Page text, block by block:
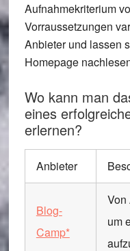
Aufnahmekriterium
Vorraussetzungen
Anbieter und lassen
Homepage
Wo kann man
eines
erlernen?
Anbieter
Blog-
Camp*
Von
um